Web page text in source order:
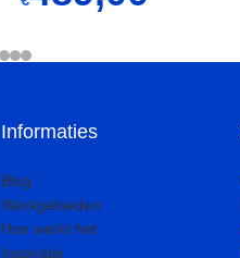
Informaties
Blog
Werkgebieden
Hoe werkt het
Inspiratie